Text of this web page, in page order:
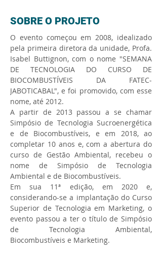
SOBRE O PROJETO
O evento começou em 2008, idealizado
pela primeira diretora da unidade, Profa.
Isabel Buttignon, com o nome "SEMANA
DE TECNOLOGIA DO CURSO DE
BIOCOMBUSTÍVEIS DA FATEC-
JABOTICABAL", e foi promovido, com esse
nome, até 2012.​
A partir de 2013 passou a se chamar
Simpósio de Tecnologia Sucroenergética
e de Biocombustíveis, e em 2018, ao
completar 10 anos e, com a abertura do
curso de Gestão Ambiental, recebeu o
nome de Simpósio de Tecnologia
Ambiental e de Biocombustíveis.​
Em sua 11ª edição, em 2020 e,
considerando-se a implantação do Curso
Superior de Tecnologia em Marketing, o
evento passou a ter o título de Simpósio
de Tecnologia Ambiental,
Biocombustíveis e Marketing.​